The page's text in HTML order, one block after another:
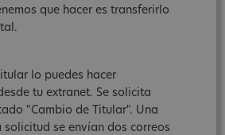
que hacer es transferirlo
lo puedes hacer
tu extranet. Se solicita
"Cambio de Titular". Una
se envían dos correos